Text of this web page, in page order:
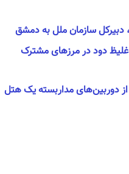
دبیرکل سازمان ملل به دمشق
دود در مرز‌های مشترک
دوربین‌های مداربسته یک هتل